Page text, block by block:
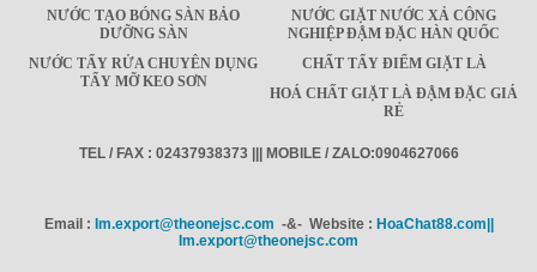
NƯỚC TẠO BÓNG SÀN BẢO
DƯỠNG SÀN
NƯỚC GIẶT NƯỚC XẢ CÔNG
NGHIỆP ĐẬM ĐẶC HÀN QUỐC
NƯỚC TẨY RỬA CHUYÊN DỤNG
TẨY MỠ KEO SƠN
CHẤT TẨY ĐIỂM GIẶT LÀ
HOÁ CHẤT GIẶT LÀ ĐẬM ĐẶC GIÁ
RẺ
TEL / FAX : 02437938373 ||| MOBILE / ZALO:0904627066
Email : Im.export@theonejsc.com -&- Website : HoaChat88.com||
Im.export@theonejsc.com